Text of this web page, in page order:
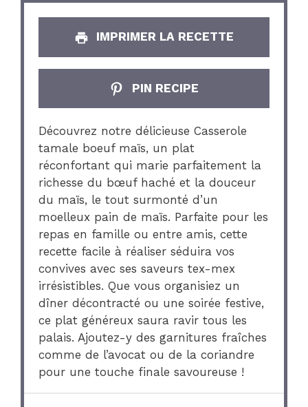
IMPRIMER LA RECETTE
PIN RECIPE
Découvrez notre délicieuse Casserole
tamale boeuf maïs, un plat
réconfortant qui marie parfaitement la
richesse du bœuf haché et la douceur
du maïs, le tout surmonté d’un
moelleux pain de maïs. Parfaite pour les
repas en famille ou entre amis, cette
recette facile à réaliser séduira vos
convives avec ses saveurs tex-mex
irrésistibles. Que vous organisiez un
dîner décontracté ou une soirée festive,
ce plat généreux saura ravir tous les
palais. Ajoutez-y des garnitures fraîches
comme de l’avocat ou de la coriandre
pour une touche finale savoureuse !